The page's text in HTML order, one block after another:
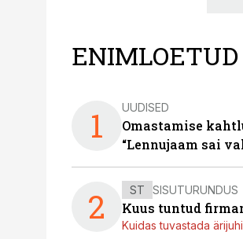
ENIMLOETUD
1 UUDISED
Omastamise
“Lennujaam sai
2 ST SISUTURUNDUS
Kuus tuntud
Kuidas tuvastada